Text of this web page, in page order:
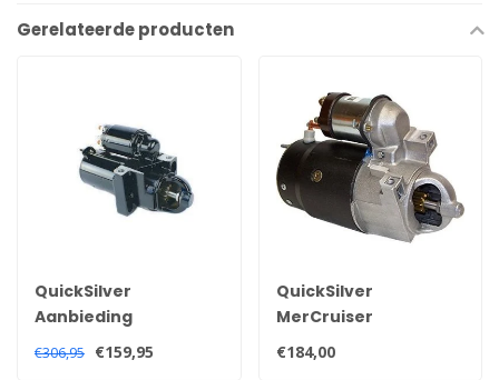
Gerelateerde producten
QuickSilver
Aanbieding
!!!MerCruiser
startmotor 50-
€306,95 €159,95
QuickSilver
MerCruiser
startmotor voor 2.5
3.0 en 3.7 liter
€184,00